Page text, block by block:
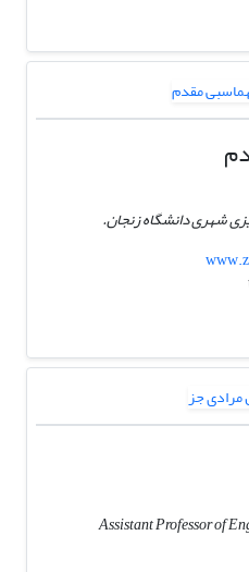
شهری دانشگاه زنجان.
Assistant Professor of